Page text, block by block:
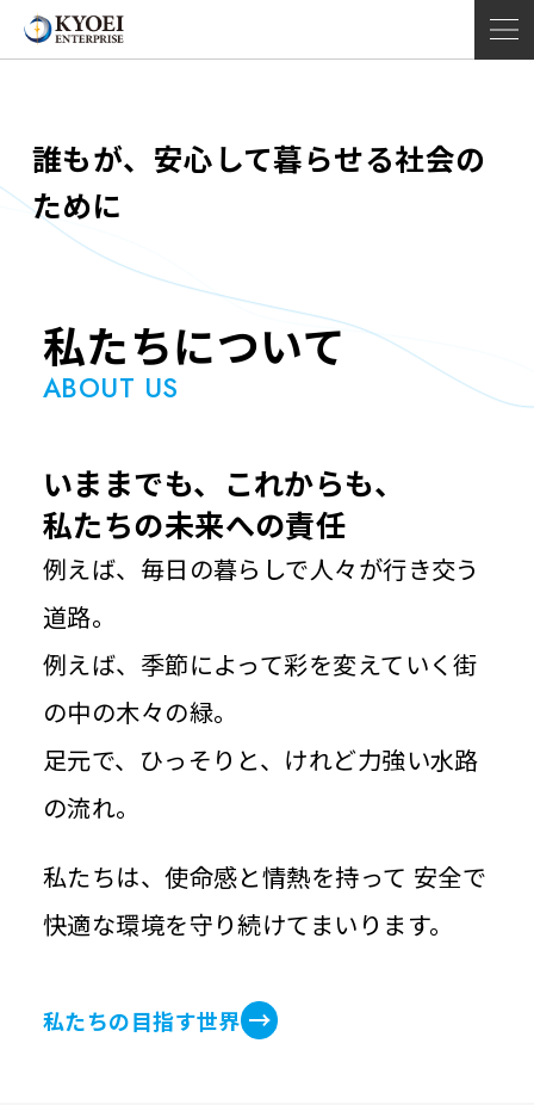
誰もが、安心して暮らせる社会の
ために
私たちについて
ABOUT US
いままでも、これからも、
私たちの未来への責任
例えば、毎日の暮らしで人々が行き交う
道路。
例えば、季節によって彩を変えていく街
の中の木々の緑。
足元で、ひっそりと、けれど力強い水路
の流れ。
私たちは、使命感と情熱を持って 安全で
快適な環境を守り続けてまいります。
私たちの目指す世界